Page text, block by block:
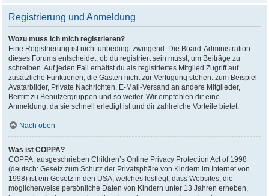
Registrierung und Anmeldung
Wozu muss ich mich registrieren?
Eine Registrierung ist nicht unbedingt zwingend. Die Board-Administration
dieses Forums entscheidet, ob du registriert sein musst, um Beiträge zu
schreiben. Auf jeden Fall erhältst du als registriertes Mitglied Zugriff auf
zusätzliche Funktionen, die Gästen nicht zur Verfügung stehen: zum Beispiel
Avatarbilder, Private Nachrichten, E-Mail-Versand an andere Mitglieder,
Beitritt zu Benutzergruppen und so weiter. Wir empfehlen dir eine
Anmeldung, da sie schnell erledigt ist und dir zahlreiche Vorteile bietet.
Nach oben
Was ist COPPA?
COPPA, ausgeschrieben Children’s Online Privacy Protection Act of 1998
(deutsch: Gesetz zum Schutz der Privatsphäre von Kindern im Internet von
1998) ist ein Gesetz in den USA, welches festlegt, dass Websites, die
möglicherweise persönliche Daten von Kindern unter 13 Jahren erheben,